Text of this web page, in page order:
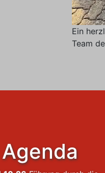
Ein
Team
Agenda